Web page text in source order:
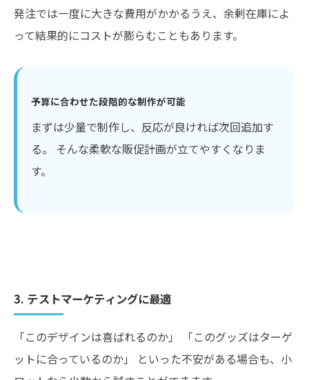
発注では一度に大きな費用がかかるうえ、余剰在庫によ
って結果的にコストが膨らむこともあります。
予算に合わせた段階的な制作が可能
まずは少量で制作し、反応が良ければ次回追加す
る。 そんな柔軟な販促計画が立てやすくなりま
す。
3. テストマーケティングに最適
「このデザインは喜ばれるのか」 「このグッズはターゲ
ットに合っているのか」 といった不安がある場合も、小